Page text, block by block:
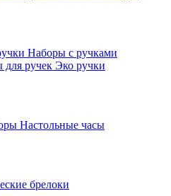
Наборы с ручками
ручек Эко ручки
Настольные часы
брелоки